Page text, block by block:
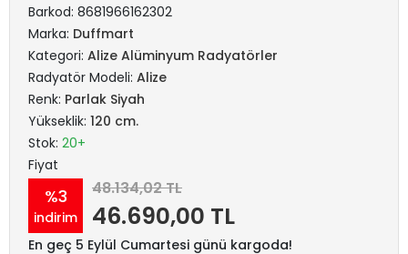
Barkod: 8681966162302
Marka: Duffmart
Kategori: Alize Alüminyum Radyatörler
Radyatör Modeli: Alize
Renk: Parlak Siyah
Yükseklik: 120 cm.
Stok: 20+
Fiyat
%3
indirim
48.134,02 TL
46.690,00 TL
En geç 5 Eylül Cumartesi günü kargoda!